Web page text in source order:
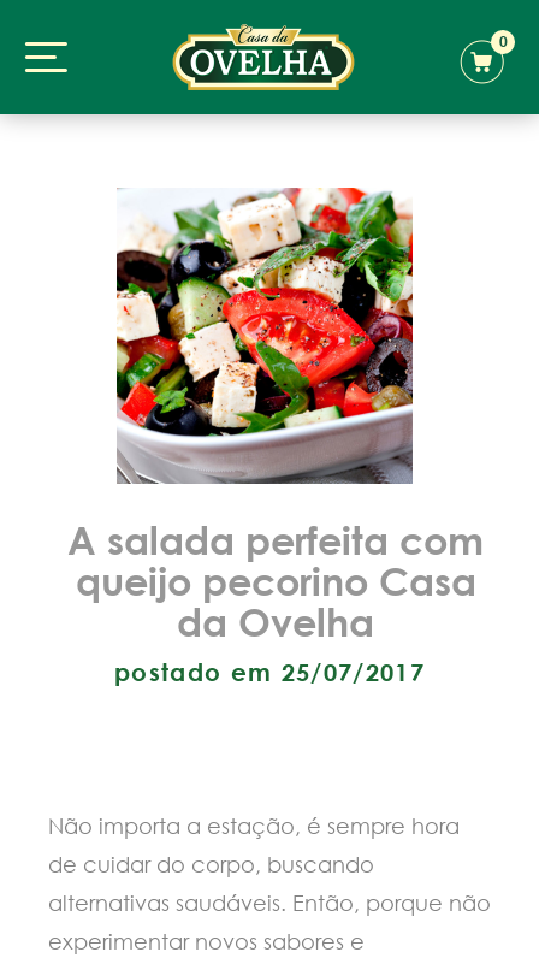
0
A salada perfeita com
queijo pecorino Casa
da Ovelha
postado em 25/07/2017
Não importa a estação, é sempre hora
de cuidar do corpo, buscando
alternativas saudáveis. Então, porque não
experimentar novos sabores e